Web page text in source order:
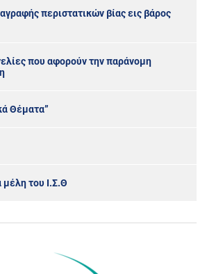
περιστατικών βίας εις βάρος
που αφορούν την παράνομη
Θέματα”
μέλη του Ι.Σ.Θ